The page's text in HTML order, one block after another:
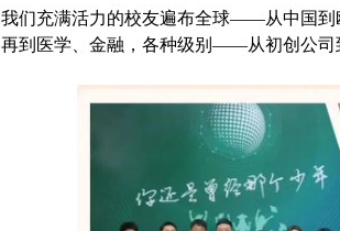
我们充满活力的校友遍布全球——从中国
再到医学、金融，各种级别——从初创公司